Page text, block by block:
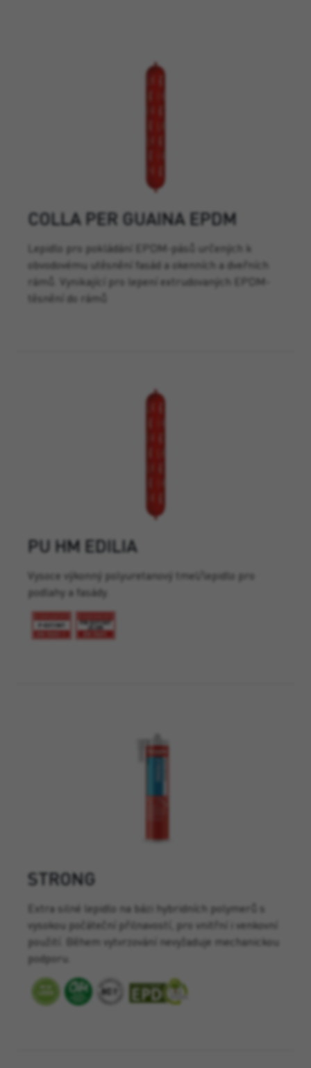
COLLA PER GUAINA EPDM
Lepidlo pro pokládání EPDM-pásů určených k
obvodovému utěsnění fasád a okenních a dveřních
rámů. Vynikající pro lepení extrudovaných EPDM-
těsnění do rámů
PU HM EDILIA
Vysoce výkonný polyuretanový tmel/lepidlo pro
podlahy a fasády.
STRONG
Extra silné lepidlo na bázi hybridních polymerů s
vysokou počáteční přilnavostí, pro vnitřní i venkovní
použití. Během vytvrzování nevyžaduje mechanickou
podporu.